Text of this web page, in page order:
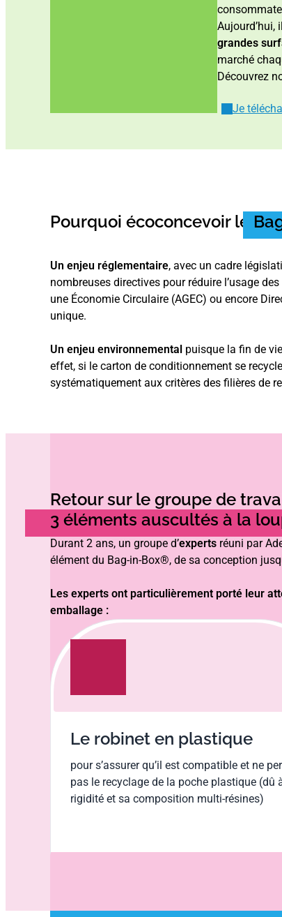
Aujourd’hui,
grandes
marché
Découvrez
Je
Pourquoi écoconcevoir le
Un enjeu réglementaire, avec un cadre
nombreuses directives pour réduire l’usage
une Économie Circulaire (AGEC) ou encore
unique.
Un enjeu environnemental puisque la fin de
effet, si le carton de conditionnement se
systématiquement aux critères des filières de
Retour sur le groupe de
3 éléments auscultés à la
Durant 2 ans, un groupe d’experts réuni par
élément du Bag-in-Box®, de sa conception
Les experts ont particulièrement porté leur
emballage :
Le robinet en plastique
pour s’assurer qu’il est compatible et ne
pas le recyclage de la poche plastique (dû
rigidité et sa composition multi-résines)